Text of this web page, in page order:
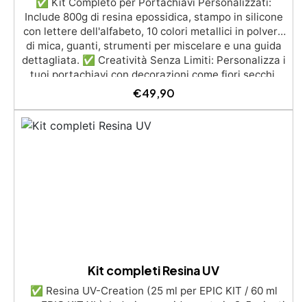
Include 800g di resina epossidica, stampo in silicone
con lettere dell'alfabeto, 10 colori metallici in polvere
di mica, guanti, strumenti per miscelare e una guida
dettagliata. ✅ Creatività Senza Limiti: Personalizza i
tuoi portachiavi con decorazioni come fiori secchi,
glitter o foglia d'oro per creare effetti speciali. ✅
Facile da Usare: La guida passo passo ti
accompagnerà in ogni fase, dalla miscelazione della
resina al versamento nei mold. ✅ Regali Unici: Crea
€49,90
Kit completi Resina UV
✅ Resina UV-Creation (25 ml per EPIC KIT / 60 ml